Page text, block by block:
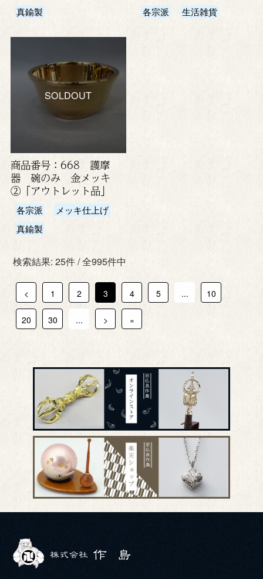
真鍮製
各宗派 生活雑貨
SOLDOUT
商品番号：668 護摩
器 碗のみ 金メッキ
②「アウトレット品」
各宗派
メッキ仕上げ
真鍮製
検索結果: 25件 / 全995件中
< 1 2 3 4 5 ... 10
20 30 ... > »